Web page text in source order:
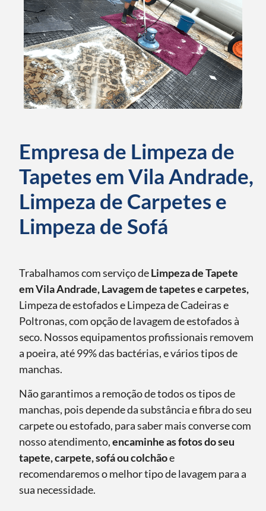
Empresa de Limpeza de
Tapetes em Vila Andrade,
Limpeza de Carpetes e
Limpeza de Sofá
Trabalhamos com serviço deLimpeza de Tapete
em Vila Andrade, Lavagem de tapetes e carpetes,
Limpeza de estofados e Limpeza de Cadeiras e
Poltronas, com opção de lavagem de estofados à
seco. Nossos equipamentos profissionais removem
a poeira, até 99% das bactérias, e vários tipos de
manchas.
Não garantimos a remoção de todos os tipos de
manchas, pois depende da substância e fibra do seu
carpete ou estofado, para saber mais converse com
nosso atendimento,encaminhe as fotos do seu
tapete, carpete, sofá ou colchãoe
recomendaremos o melhor tipo de lavagem para a
sua necessidade.